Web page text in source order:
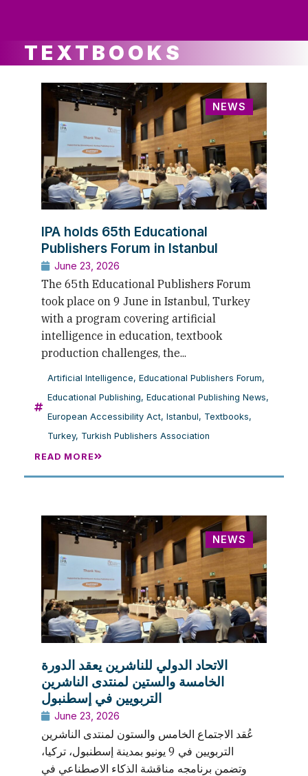
TEXTBOOKS
NEWS
IPA holds 65th Educational
Publishers Forum in Istanbul
June 23, 2026
The 65th Educational Publishers Forum
took place on 9 June in Istanbul, Turkey
with a program covering artificial
intelligence in education, textbook
production challenges, the...
Artificial Intelligence, Educational Publishers Forum,
Educational Publishing, Educational Publishing News,
European Accessibility Act, Istanbul, Textbooks,
Turkey, Turkish Publishers Association
READ MORE
NEWS
الاتحاد الدولي للناشرين يعقد الدورة
الخامسة والستين لمنتدى الناشرين
التربويين في إسطنبول
June 23, 2026
عُقد الاجتماع الخامس والستون لمنتدى الناشرين
التربويين في 9 يونيو بمدينة إسطنبول، تركيا،
وتضمن برنامجه مناقشة الذكاء الاصطناعي في